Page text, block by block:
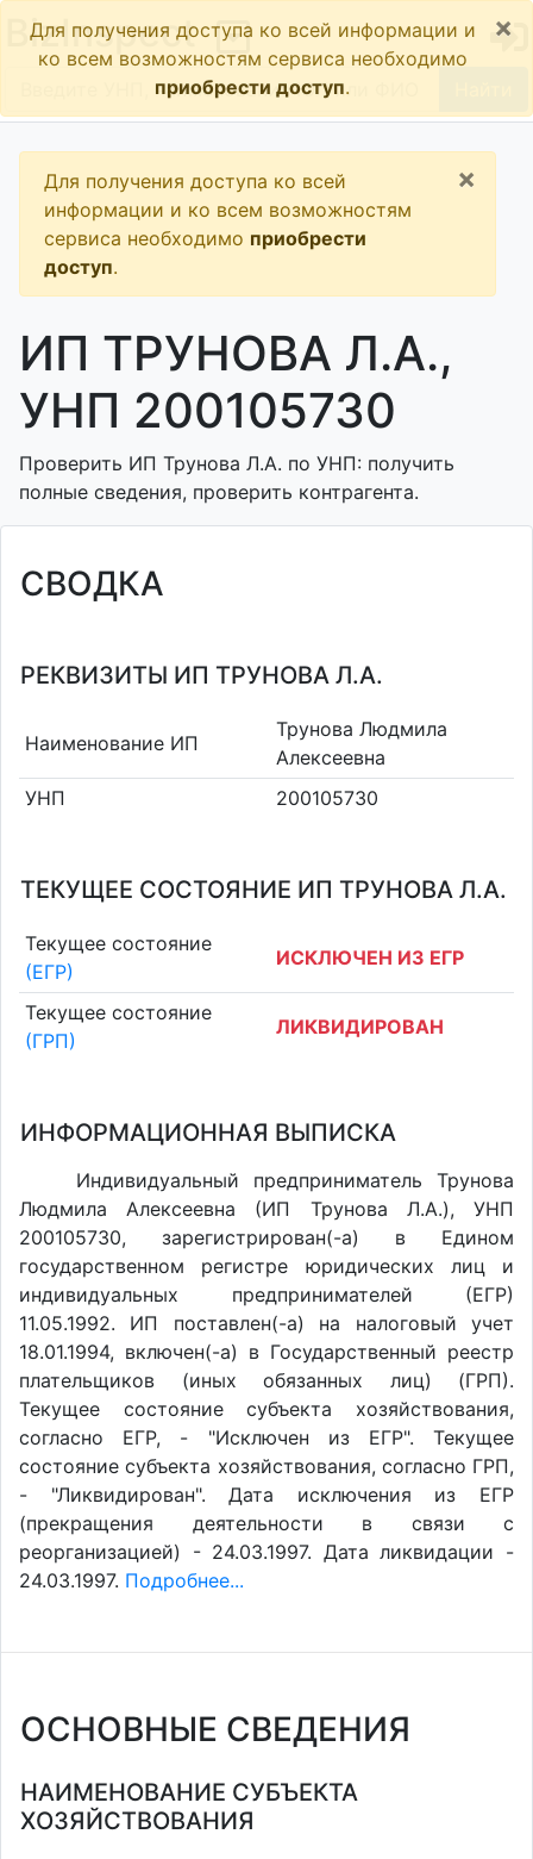
BizInspect
Для получения доступа ко всей информации и
ко всем возможностям сервиса необходимо
приобрести доступ.
×
Для получения доступа ко всей
информации и ко всем возможностям
сервиса необходимо приобрести
доступ.
×
ИП ТРУНОВА Л.А.,
УНП 200105730
Проверить ИП Трунова Л.А. по УНП: получить
полные сведения, проверить контрагента.
СВОДКА
РЕКВИЗИТЫ ИП ТРУНОВА Л.А.
Наименование ИП
Трунова Людмила
Алексеевна
УНП
200105730
ТЕКУЩЕЕ СОСТОЯНИЕ ИП ТРУНОВА Л.А.
Текущее состояние
(ЕГР)
ИСКЛЮЧЕН ИЗ ЕГР
Текущее состояние
(ГРП)
ЛИКВИДИРОВАН
ИНФОРМАЦИОННАЯ ВЫПИСКА
Индивидуальный предприниматель Трунова
Людмила Алексеевна (ИП Трунова Л.А.), УНП
200105730, зарегистрирован(-а) в Едином
государственном регистре юридических лиц и
индивидуальных предпринимателей (ЕГР)
11.05.1992. ИП поставлен(-a) на налоговый учет
18.01.1994, включен(-a) в Государственный реестр
плательщиков (иных обязанных лиц) (ГРП).
Текущее состояние субъекта хозяйствования,
согласно ЕГР, - "Исключен из ЕГР". Текущее
состояние субъекта хозяйствования, согласно ГРП,
- "Ликвидирован". Дата исключения из ЕГР
(прекращения деятельности в связи с
реорганизацией) - 24.03.1997. Дата ликвидации -
24.03.1997. Подробнее...
ОСНОВНЫЕ СВЕДЕНИЯ
НАИМЕНОВАНИЕ СУБЪЕКТА
ХОЗЯЙСТВОВАНИЯ